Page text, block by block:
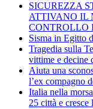
SICUREZZA
ATTIVANO IL
CONTROLLO
Sisma in Egitto
Tragedia sulla
vittime e decine
Aiuta una
l’ex compagno
Italia nella
25 città e cresce